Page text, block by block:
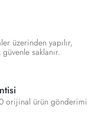
üzerinden yapılır,
saklanır.
orijinal ürün gönderimi